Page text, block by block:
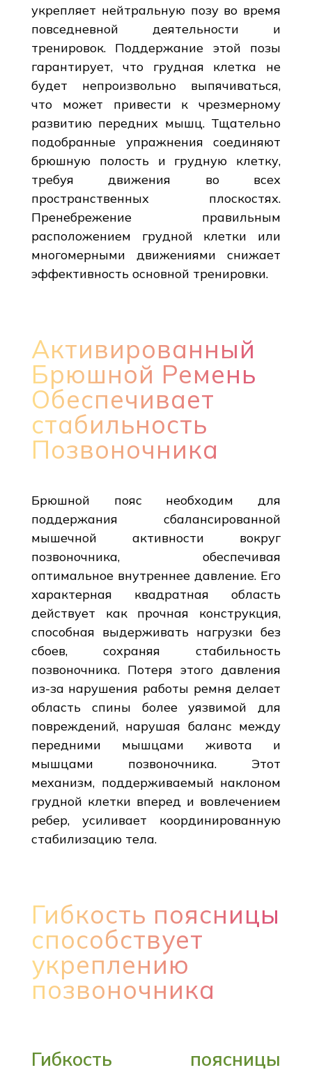
укрепляет нейтральную позу во время
повседневной деятельности и
тренировок. Поддержание этой позы
гарантирует, что грудная клетка не
будет непроизвольно выпячиваться,
что может привести к чрезмерному
развитию передних мышц. Тщательно
подобранные упражнения соединяют
брюшную полость и грудную клетку,
требуя движения во всех
пространственных плоскостях.
Пренебрежение правильным
расположением грудной клетки или
многомерными движениями снижает
эффективность основной тренировки.
Активированный
Брюшной Ремень
Обеспечивает
стабильность
Позвоночника
Брюшной пояс необходим для
поддержания сбалансированной
мышечной активности вокруг
позвоночника, обеспечивая
оптимальное внутреннее давление. Его
характерная квадратная область
действует как прочная конструкция,
способная выдерживать нагрузки без
сбоев, сохраняя стабильность
позвоночника. Потеря этого давления
из-за нарушения работы ремня делает
область спины более уязвимой для
повреждений, нарушая баланс между
передними мышцами живота и
мышцами позвоночника. Этот
механизм, поддерживаемый наклоном
грудной клетки вперед и вовлечением
ребер, усиливает координированную
стабилизацию тела.
Гибкость поясницы
способствует
укреплению
позвоночника
Гибкость поясницы